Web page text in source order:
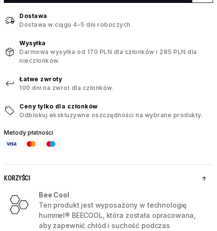
Dostawa
Dostawa w ciągu 4–5 dni roboczych.
Wysyłka
Darmowa wysyłka od 170 PLN dla członków i 285 PLN dla
nieczłonków.
Łatwe zwroty
100 dni na zwrot dla członków.
Ceny tylko dla członków
Odblokuj ekskluzywne oszczędności na wybrane produkty.
Metody płatności
KORZYŚCI
Bee Cool
Ten produkt jest wyposażony w technologię
hummel® BEECOOL, która została opracowana,
aby zapewnić chłód i suchość podczas